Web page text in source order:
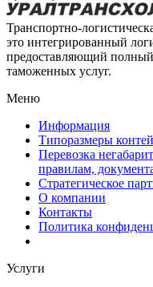
Транспортно-
это интегрированный
предоставляющий
таможенных услуг.
Меню
Информация
Типоразмеры
Перевозка
правилам,
Стратегическое
О компании
Контакты
Политика
Услуги